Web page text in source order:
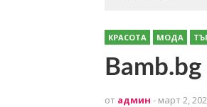
КРАСОТА МОДА
от админ - март 2,